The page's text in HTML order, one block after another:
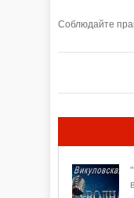
Соблюдайте